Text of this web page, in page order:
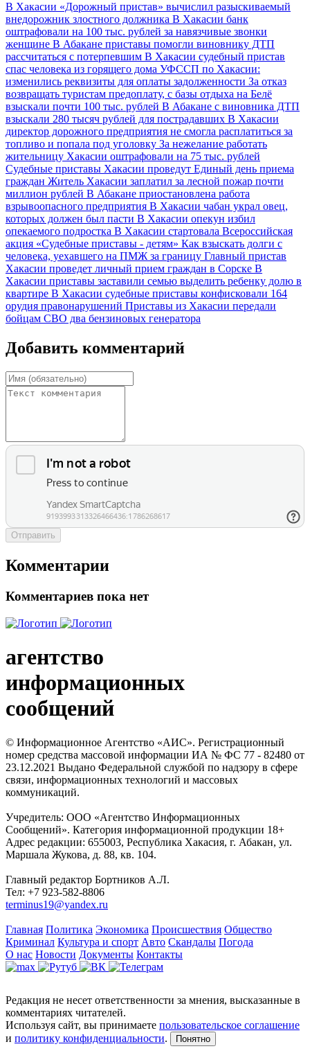
В Хакасии «Дорожный пристав» вычислил разыскиваемый
внедорожник злостного должника В Хакасии банк
оштрафовали на 100 тыс. рублей за навязчивые звонки
женщине В Абакане приставы помогли виновнику ДТП
рассчитаться с потерпевшим В Хакасии судебный пристав
спас человека из горящего дома УФССП по Хакасии:
изменились реквизиты для оплаты задолженности За отказ
возвращать туристам предоплату, с базы отдыха на Белё
взыскали почти 100 тыс. рублей В Абакане с виновника ДТП
взыскали 280 тысяч рублей для пострадавших В Хакасии
директор дорожного предприятия не смогла расплатиться за
топливо и попала под уголовку За нежелание работать
жительницу Хакасии оштрафовали на 75 тыс. рублей
Судебные приставы Хакасии проведут Единый день приема
граждан Житель Хакасии заплатил за лесной пожар почти
миллион рублей В Абакане приостановлена работа
взрывоопасного предприятия В Хакасии чабан украл овец,
которых должен был пасти В Хакасии опекун избил
опекаемого подростка В Хакасии стартовала Всероссийская
акция «Судебные приставы - детям» Как взыскать долги с
человека, уехавшего на ПМЖ за границу Главный пристав
Хакасии проведет личный прием граждан в Сорске В
Хакасии приставы заставили семью выделить ребенку долю в
квартире В Хакасии судебные приставы конфисковали 164
орудия правонарушений Приставы из Хакасии передали
бойцам СВО два бензиновых генератора
Добавить комментарий
Отправить
Комментарии
Комментариев пока нет
агентство
информационных
сообщений
© Информационное Агентство «АИС». Регистрационный
номер средства массовой информации ИА № ФС 77 - 82480 от
23.12.2021 Выдано Федеральной службой по надзору в сфере
связи, информационных технологий и массовых
коммуникаций.
Учредитель: ООО «Агентство Информационных
Сообщений». Категория информационной продукции 18+
Адрес редакции: 655003, Республика Хакасия, г. Абакан, ул.
Маршала Жукова, д. 88, кв. 104.
Главный редактор Бортников А.Л.
Тел: +7 923-582-8806
terminus19@yandex.ru
Главная Политика Экономика Происшествия Общество
Криминал Культура и спорт Авто Скандалы Погода
О нас Новости Документы Контакты
Редакция не несет ответственности за мнения, высказанные в
комментариях читателей.
Используя сайт, вы принимаете пользовательское соглашение
и политику конфиденциальности. Понятно